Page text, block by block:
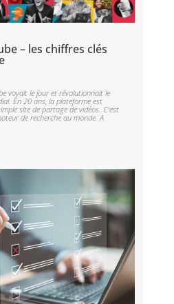
– les chiffres clés
voyait le jour et révolutionnait le
En 20 ans, la plateforme est
site de partage de vidéos. C’est
de recherche au monde. A